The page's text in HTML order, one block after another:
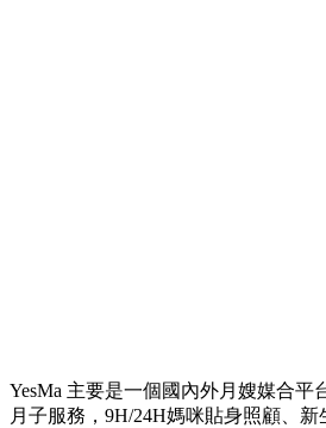
YesMa 主要是一個國內外月嫂媒合平
月子服務，9H/24H媽咪貼身照顧、